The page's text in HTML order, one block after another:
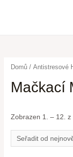
Domů/ Antistresové
Mačkací
Zobrazen 1. – 12. z